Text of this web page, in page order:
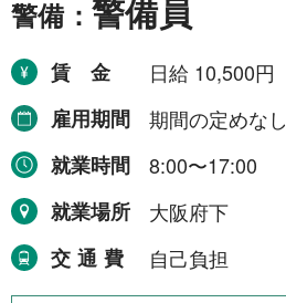
警備： 警備員
賃金
日給 10,500円
雇用期間
期間の定めなし
就業時間
8:00〜17:00
就業場所
大阪府下
交通費
自己負担